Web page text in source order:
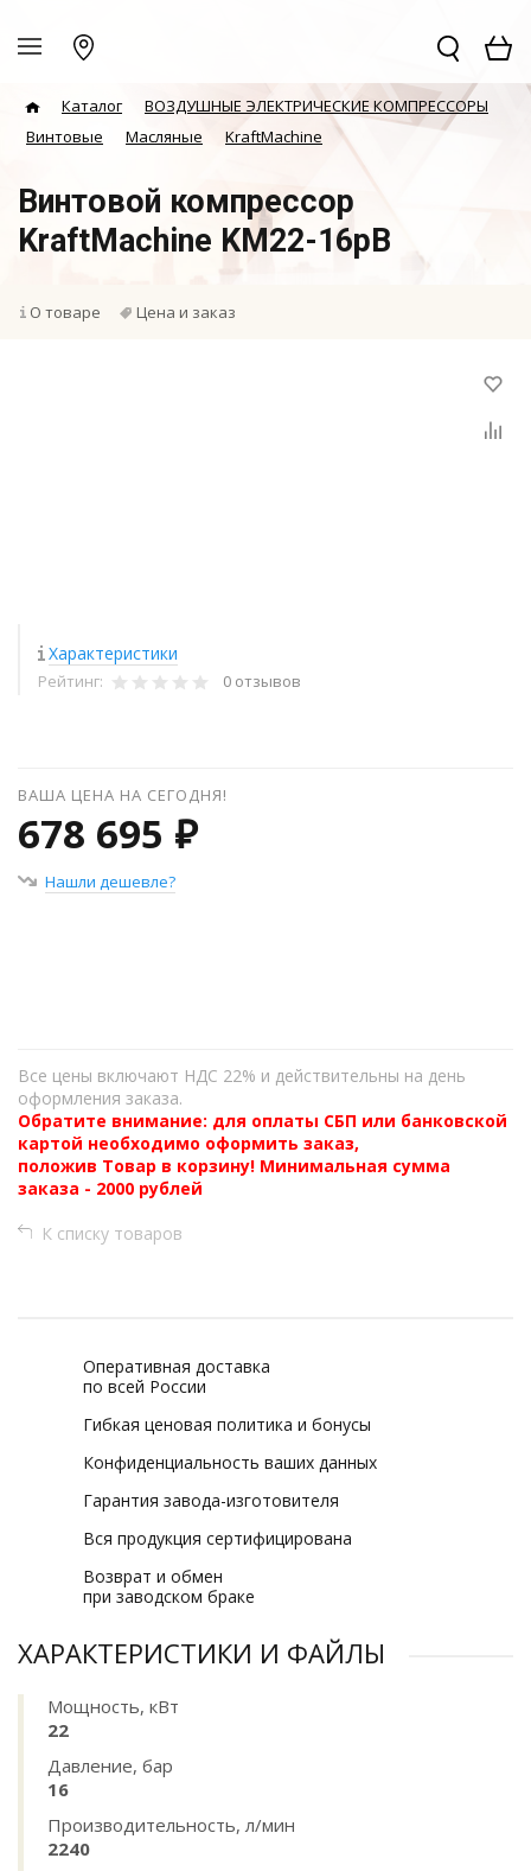
Каталог
ВОЗДУШНЫЕ ЭЛЕКТРИЧЕСКИЕ КОМПРЕССОРЫ
Винтовые
Масляные KraftMachine
Винтовой компрессор
KraftMachine KM22-16рВ
О товаре Цена и заказ
Характеристики
Рейтинг: 0 отзывов
ВАША ЦЕНА НА СЕГОДНЯ!
678 695 ₽
Нашли дешевле?
Все цены включают НДС 22% и действительны на день
оформления заказа.
Обратите внимание: для оплаты СБП или банковской
картой необходимо оформить заказ,
положив Товар в корзину! Минимальная сумма
заказа - 2000 рублей
К списку товаров
Оперативная доставка
по всей России
Гибкая ценовая политика и бонусы
Конфиденциальность ваших данных
Гарантия завода-изготовителя
Вся продукция сертифицирована
Возврат и обмен
при заводском браке
ХАРАКТЕРИСТИКИ И ФАЙЛЫ
Мощность, кВт
22
Давление, бар
16
Производительность, л/мин
2240